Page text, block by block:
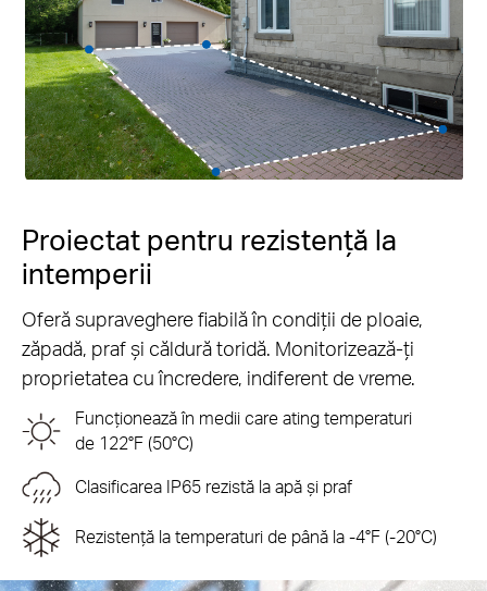
Proiectat pentru rezistență la
intemperii
Oferă supraveghere fiabilă în condiții de ploaie,
zăpadă, praf și căldură toridă. Monitorizează-ți
proprietatea cu încredere, indiferent de vreme.
Funcționează în medii care ating temperaturi
de 122°F (50°C)
Clasificarea IP65 rezistă la apă și praf
Rezistență la temperaturi de până la -4°F (-20°C)